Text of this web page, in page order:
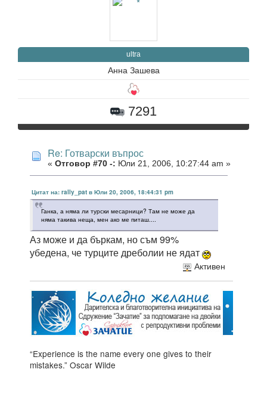
ultra
Анна Зашева
7291
Re: Готварски въпрос
« Отговор #70 -: Юли 21, 2006, 10:27:44 am »
Цитат на: rally_pat в Юли 20, 2006, 18:44:31 pm
Ганка, а няма ли турски месарници? Там не може да
няма такива неща, мен ако ме питаш....
Аз може и да бъркам, но съм 99%
убедена, че турците дреболии не ядат
Активен
“Experience is the name every one gives to their
mistakes.” Oscar Wilde